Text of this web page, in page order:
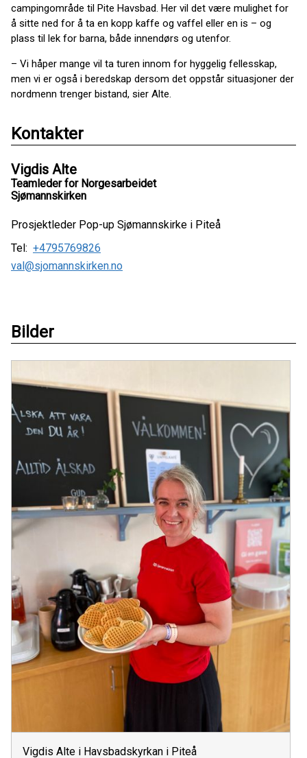
campingområde til Pite Havsbad. Her vil det være mulighet for
å sitte ned for å ta en kopp kaffe og vaffel eller en is – og
plass til lek for barna, både innendørs og utenfor.
– Vi håper mange vil ta turen innom for hyggelig fellesskap,
men vi er også i beredskap dersom det oppstår situasjoner der
nordmenn trenger bistand, sier Alte.
Kontakter
Vigdis Alte
Teamleder for Norgesarbeidet
Sjømannskirken
Prosjektleder Pop-up Sjømannskirke i Piteå
Tel: +4795769826
val@sjomannskirken.no
Bilder
Vigdis Alte i Havsbadskyrkan i Piteå